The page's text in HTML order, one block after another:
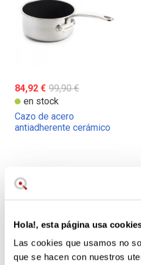
Hola!, esta página usa
Las cookies que usamos no
que se hacen con nuestros
84,92 € 99,90 €
en stock
Cazo de acero
antiadherente cerámico